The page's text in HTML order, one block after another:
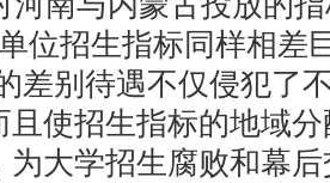
位招生指标同样相差
差别待遇不仅侵犯了
且使招生指标的地域
为大学招生腐败和幕